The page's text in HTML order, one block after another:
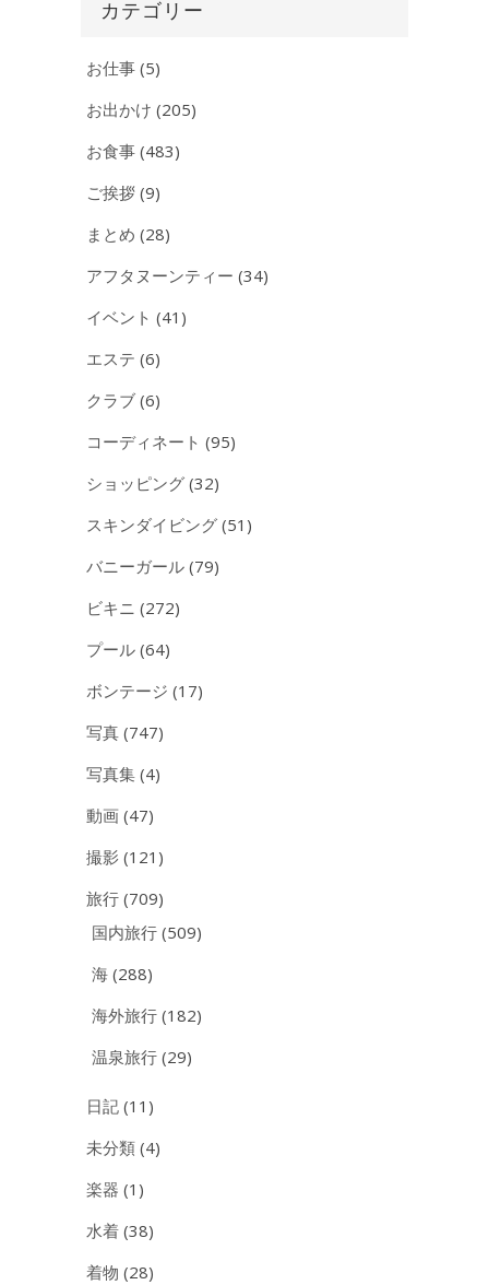
カテゴリー
お仕事 (5)
お出かけ (205)
お食事 (483)
ご挨拶 (9)
まとめ (28)
アフタヌーンティー (34)
イベント (41)
エステ (6)
クラブ (6)
コーディネート (95)
ショッピング (32)
スキンダイビング (51)
バニーガール (79)
ビキニ (272)
プール (64)
ボンテージ (17)
写真 (747)
写真集 (4)
動画 (47)
撮影 (121)
旅行 (709)
国内旅行 (509)
海 (288)
海外旅行 (182)
温泉旅行 (29)
日記 (11)
未分類 (4)
楽器 (1)
水着 (38)
着物 (28)